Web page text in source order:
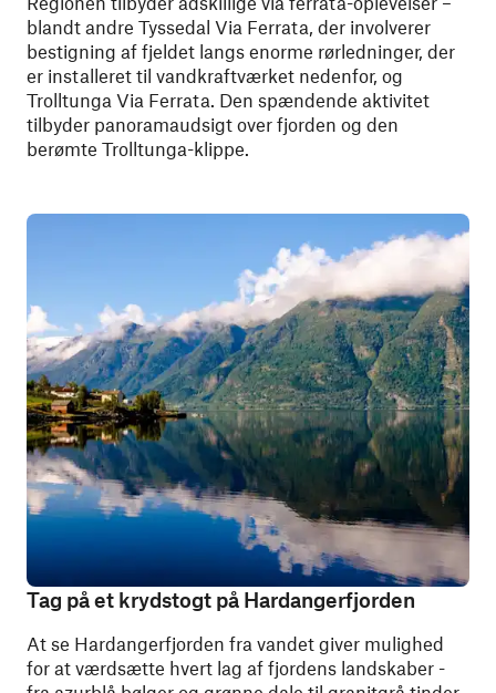
blandt andre Tyssedal Via Ferrata, der involverer
bestigning af fjeldet langs enorme rørledninger, der
er installeret til vandkraftværket nedenfor, og
Trolltunga Via Ferrata. Den spændende aktivitet
tilbyder panoramaudsigt over fjorden og den
berømte Trolltunga-klippe.
Tag på et krydstogt på Hardangerfjorden
At se Hardangerfjorden fra vandet giver mulighed
for at værdsætte hvert lag af fjordens landskaber -